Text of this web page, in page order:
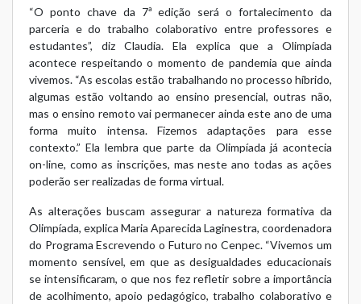
“O ponto chave da 7ª edição será o fortalecimento da
parceria e do trabalho colaborativo entre professores e
estudantes”, diz Claudia. Ela explica que a Olimpíada
acontece respeitando o momento de pandemia que ainda
vivemos. “As escolas estão trabalhando no processo híbrido,
algumas estão voltando ao ensino presencial, outras não,
mas o ensino remoto vai permanecer ainda este ano de uma
forma muito intensa. Fizemos adaptações para esse
contexto.” Ela lembra que parte da Olimpíada já acontecia
on-line, como as inscrições, mas neste ano todas as ações
poderão ser realizadas de forma virtual.
As alterações buscam assegurar a natureza formativa da
Olimpíada, explica Maria Aparecida Laginestra, coordenadora
do Programa Escrevendo o Futuro no Cenpec. “Vivemos um
momento sensível, em que as desigualdades educacionais
se intensificaram, o que nos fez refletir sobre a importância
de acolhimento, apoio pedagógico, trabalho colaborativo e